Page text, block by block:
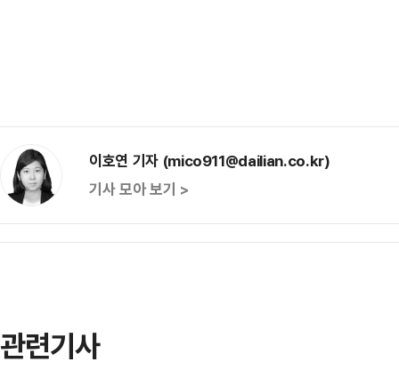
이호연 기자 (mico911@dailian.co.kr)
기사 모아 보기 >
관련기사